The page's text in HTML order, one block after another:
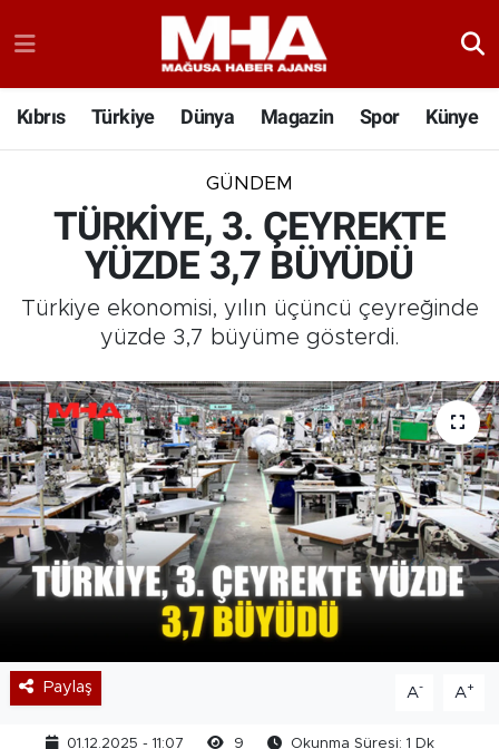
Kıbrıs Türkiye Dünya Magazin Spor Künye
GÜNDEM
TÜRKİYE, 3. ÇEYREKTE
YÜZDE 3,7 BÜYÜDÜ
Türkiye ekonomisi, yılın üçüncü çeyreğinde
yüzde 3,7 büyüme gösterdi.
Paylaş A- A+
01.12.2025 - 11:07 9 Okunma Süresi: 1 Dk